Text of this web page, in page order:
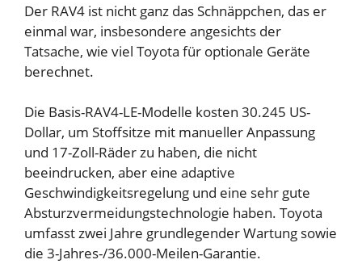
Der RAV4 ist nicht ganz das Schnäppchen, das er
einmal war, insbesondere angesichts der
Tatsache, wie viel Toyota für optionale Geräte
berechnet.
Die Basis-RAV4-LE-Modelle kosten 30.245 US-
Dollar, um Stoffsitze mit manueller Anpassung
und 17-Zoll-Räder zu haben, die nicht
beeindrucken, aber eine adaptive
Geschwindigkeitsregelung und eine sehr gute
Absturzvermeidungstechnologie haben. Toyota
umfasst zwei Jahre grundlegender Wartung sowie
die 3-Jahres-/36.000-Meilen-Garantie.